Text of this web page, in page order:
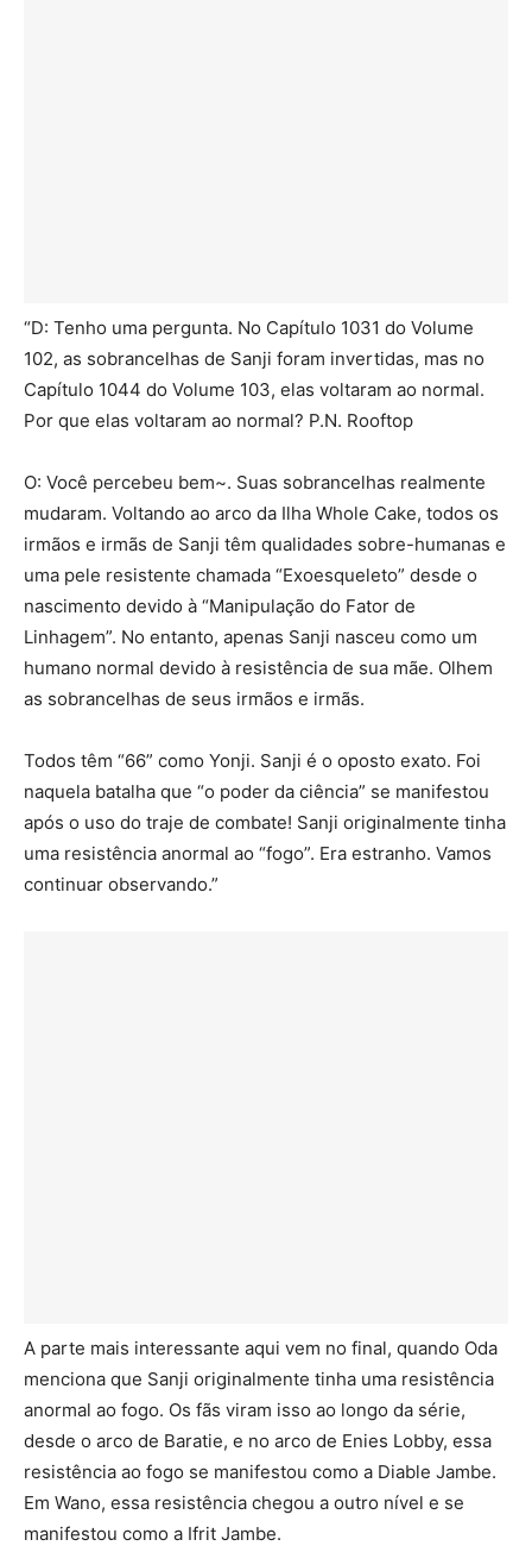
“D: Tenho uma pergunta. No Capítulo 1031 do Volume
102, as sobrancelhas de Sanji foram invertidas, mas no
Capítulo 1044 do Volume 103, elas voltaram ao normal.
Por que elas voltaram ao normal? P.N. Rooftop
O: Você percebeu bem~. Suas sobrancelhas realmente
mudaram. Voltando ao arco da Ilha Whole Cake, todos os
irmãos e irmãs de Sanji têm qualidades sobre-humanas e
uma pele resistente chamada “Exoesqueleto” desde o
nascimento devido à “Manipulação do Fator de
Linhagem”. No entanto, apenas Sanji nasceu como um
humano normal devido à resistência de sua mãe. Olhem
as sobrancelhas de seus irmãos e irmãs.
Todos têm “66” como Yonji. Sanji é o oposto exato. Foi
naquela batalha que “o poder da ciência” se manifestou
após o uso do traje de combate! Sanji originalmente tinha
uma resistência anormal ao “fogo”. Era estranho. Vamos
continuar observando.”
A parte mais interessante aqui vem no final, quando Oda
menciona que Sanji originalmente tinha uma resistência
anormal ao fogo. Os fãs viram isso ao longo da série,
desde o arco de Baratie, e no arco de Enies Lobby, essa
resistência ao fogo se manifestou como a Diable Jambe.
Em Wano, essa resistência chegou a outro nível e se
manifestou como a Ifrit Jambe.